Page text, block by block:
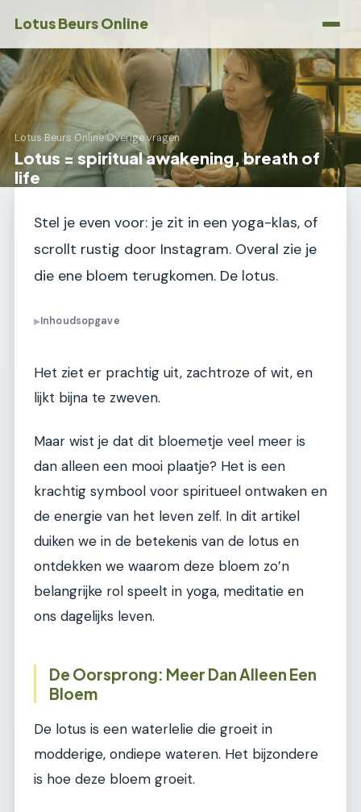
Lotus Beurs Online
Lotus Beurs Online›Overige vragen
Lotus = spiritual awakening, breath of
life
Stel je even voor: je zit in een yoga-klas, of
scrollt rustig door Instagram. Overal zie je
die ene bloem terugkomen. De lotus.
▶Inhoudsopgave
Het ziet er prachtig uit, zachtroze of wit, en
lijkt bijna te zweven.
Maar wist je dat dit bloemetje veel meer is
dan alleen een mooi plaatje? Het is een
krachtig symbool voor spiritueel ontwaken en
de energie van het leven zelf. In dit artikel
duiken we in de betekenis van de lotus en
ontdekken we waarom deze bloem zo’n
belangrijke rol speelt in yoga, meditatie en
ons dagelijks leven.
De Oorsprong: Meer Dan Alleen Een
Bloem
De lotus is een waterlelie die groeit in
modderige, ondiepe wateren. Het bijzondere
is hoe deze bloem groeit.